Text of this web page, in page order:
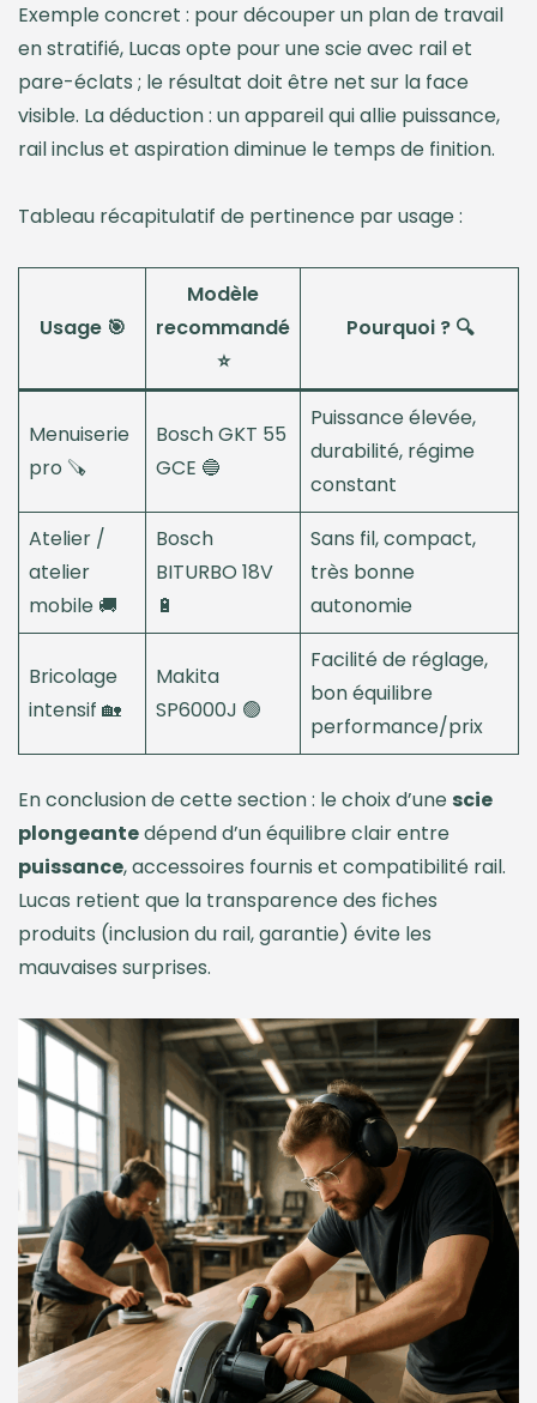
Exemple concret : pour découper un plan de travail
en stratifié, Lucas opte pour une scie avec rail et
pare-éclats ; le résultat doit être net sur la face
visible. La déduction : un appareil qui allie puissance,
rail inclus et aspiration diminue le temps de finition.
Tableau récapitulatif de pertinence par usage :
Usage 🎯
Modèle
recommandé
⭐
Pourquoi ? 🔍
Menuiserie
pro 🪚
Bosch GKT 55
GCE 🔵
Puissance élevée,
durabilité, régime
constant
Atelier /
atelier
mobile 🚚
Bosch
BITURBO 18V
🔋
Sans fil, compact,
très bonne
autonomie
Bricolage
intensif 🏡
Makita
SP6000J 🟢
Facilité de réglage,
bon équilibre
performance/prix
En conclusion de cette section : le choix d’une scie
plongeantedépend d’un équilibre clair entre
puissance, accessoires fournis et compatibilité rail.
Lucas retient que la transparence des fiches
produits (inclusion du rail, garantie) évite les
mauvaises surprises.